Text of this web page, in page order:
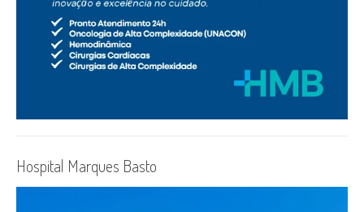
Hospital Marques Basto